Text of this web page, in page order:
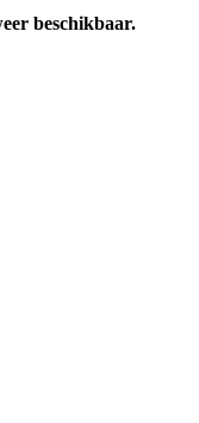
beschikbaar.